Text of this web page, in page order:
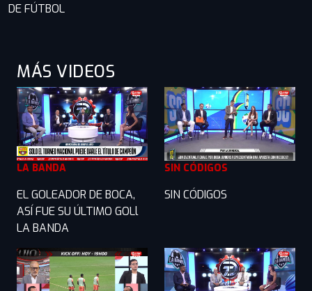
DE FÚTBOL
MÁS VIDEOS
LA BANDA
EL GOLEADOR DE BOCA,
ASÍ FUE SU ÚLTIMO GOLl
LA BANDA
SIN CÓDIGOS
SIN CÓDIGOS